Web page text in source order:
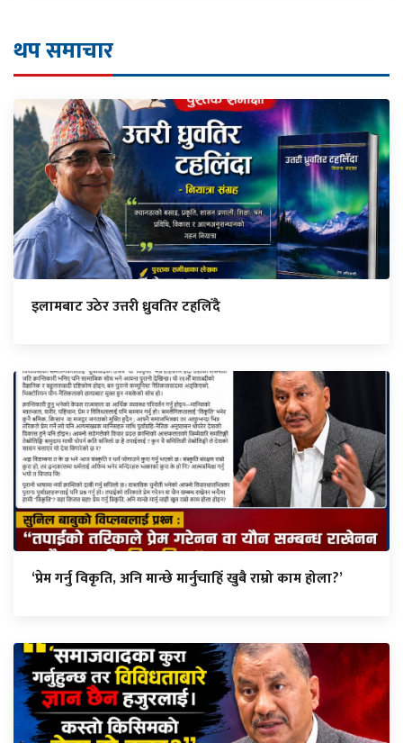
थप समाचार
इलामबाट उठेर उत्तरी ध्रुवतिर टहलिँदै
‘प्रेम गर्नु विकृति, अनि मान्छे मार्नुचाहिँ खुबै राम्रो काम होला?’